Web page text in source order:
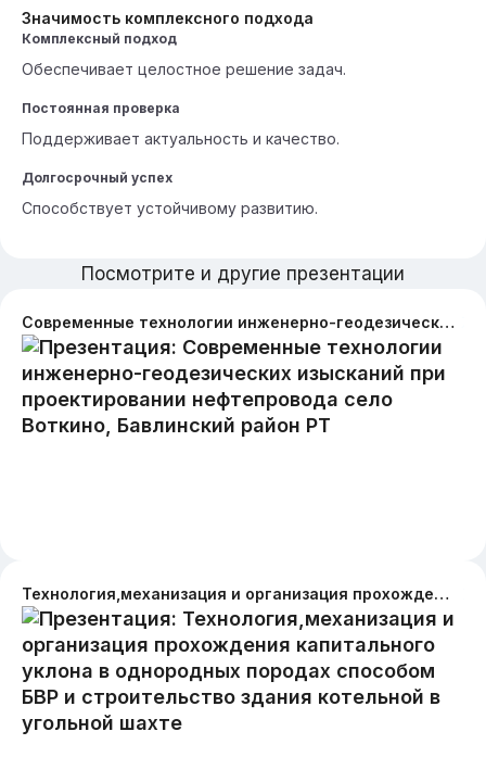
Значимость комплексного подхода
Комплексный подход
Обеспечивает целостное решение задач.
Постоянная проверка
Поддерживает актуальность и качество.
Долгосрочный успех
Способствует устойчивому развитию.
Посмотрите и другие презентации
Современные технологии инженерно-геодезических изысканий при проектировании нефтепровода село Воткино, Бавлинский район РТ
Технология,механизация и организация прохождения капитального уклона в однородных породах способом БВР и строительство здания котельной в угольной шахте